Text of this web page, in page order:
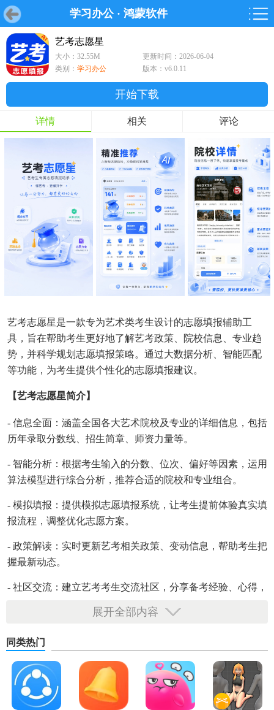
学习办公· 鸿蒙软件
游戏
首页 游戏 软件 鸿蒙
游戏
鸿蒙
软件
艺考志愿星
大小：32.55M
更新时间：2026-06-04
类别： 学习办公 版本：v6.0.11
开始下载
详情 相关 评论
艺考志愿星是一款专为艺术类考生设计的志愿填报辅助工
具，旨在帮助考生更好地了解艺考政策、院校信息、专业趋
势，并科学规划志愿填报策略。通过大数据分析、智能匹配
等功能，为考生提供个性化的志愿填报建议。
【艺考志愿星简介】
- 信息全面：涵盖全国各大艺术院校及专业的详细信息，包括
历年录取分数线、招生简章、师资力量等。
- 智能分析：根据考生输入的分数、位次、偏好等因素，运用
算法模型进行综合分析，推荐合适的院校和专业组合。
- 模拟填报：提供模拟志愿填报系统，让考生提前体验真实填
报流程，调整优化志愿方案。
- 政策解读：实时更新艺考相关政策、变动信息，帮助考生把
握最新动态。
- 社区交流：建立艺考考生交流社区，分享备考经验、心得，
展开全部内容
同类热门